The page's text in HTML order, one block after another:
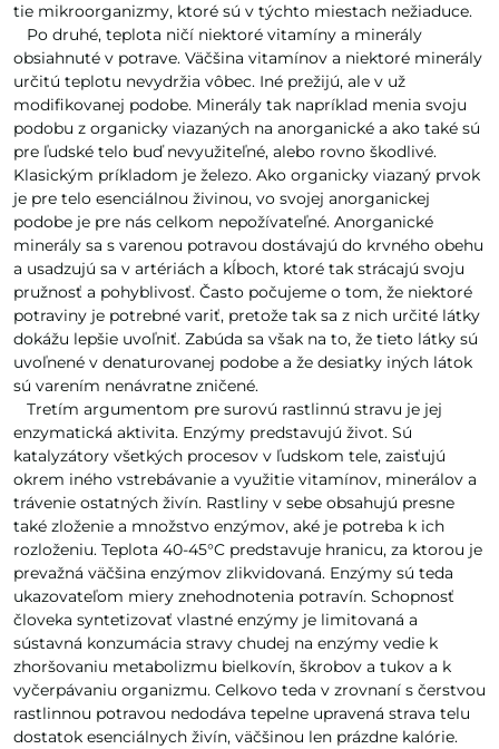
tie mikroorganizmy, ktoré sú v týchto miestach nežiaduce.
Po druhé, teplota ničí niektoré vitamíny a minerály
obsiahnuté v potrave. Väčšina vitamínov a niektoré minerály
určitú teplotu nevydržia vôbec. Iné prežijú, ale v už
modifikovanej podobe. Minerály tak napríklad menia svoju
podobu z organicky viazaných na anorganické a ako také sú
pre ľudské telo buď nevyužiteľné, alebo rovno škodlivé.
Klasickým príkladom je železo. Ako organicky viazaný prvok
je pre telo esenciálnou živinou, vo svojej anorganickej
podobe je pre nás celkom nepožívateľné. Anorganické
minerály sa s varenou potravou dostávajú do krvného obehu
a usadzujú sa v artériách a kĺboch, ktoré tak strácajú svoju
pružnosť a pohyblivosť. Často počujeme o tom, že niektoré
potraviny je potrebné variť, pretože tak sa z nich určité látky
dokážu lepšie uvoľniť. Zabúda sa však na to, že tieto látky sú
uvoľnené v denaturovanej podobe a že desiatky iných látok
sú varením nenávratne zničené.
Tretím argumentom pre surovú rastlinnú stravu je jej
enzymatická aktivita. Enzýmy predstavujú život. Sú
katalyzátory všetkých procesov v ľudskom tele, zaisťujú
okrem iného vstrebávanie a využitie vitamínov, minerálov a
trávenie ostatných živín. Rastliny v sebe obsahujú presne
také zloženie a množstvo enzýmov, aké je potreba k ich
rozloženiu. Teplota 40-45°C predstavuje hranicu, za ktorou je
prevažná väčšina enzýmov zlikvidovaná. Enzýmy sú teda
ukazovateľom miery znehodnotenia potravín. Schopnosť
človeka syntetizovať vlastné enzýmy je limitovaná a
sústavná konzumácia stravy chudej na enzýmy vedie k
zhoršovaniu metabolizmu bielkovín, škrobov a tukov a k
vyčerpávaniu organizmu. Celkovo teda v zrovnaní s čerstvou
rastlinnou potravou nedodáva tepelne upravená strava telu
dostatok esenciálnych živín, väčšinou len prázdne kalórie.